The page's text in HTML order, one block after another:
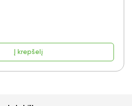
Į krepšelį